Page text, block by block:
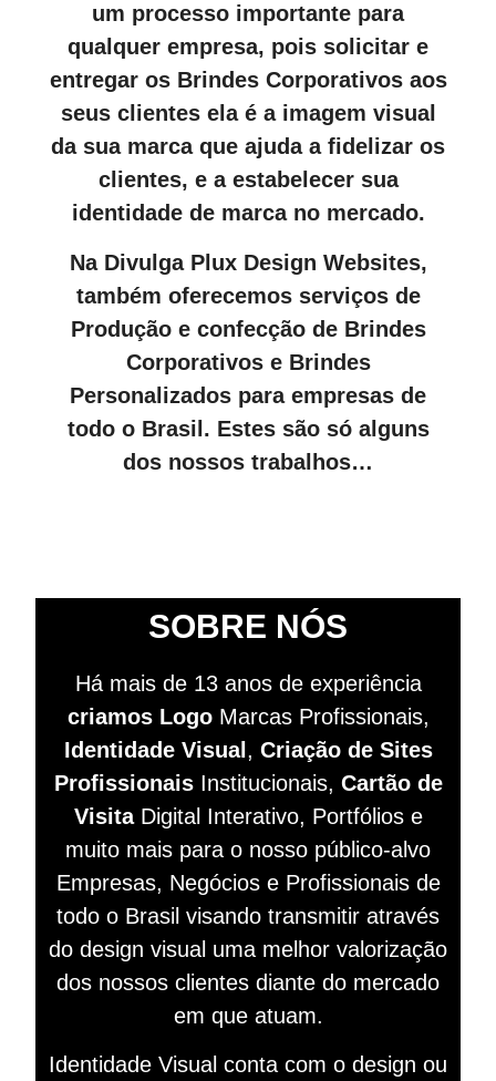
um processo importante para
qualquer empresa, pois solicitar e
entregar os Brindes Corporativos aos
seus clientes ela é a imagem visual
da sua marca que ajuda a fidelizar os
clientes, e a estabelecer sua
identidade de marca no mercado.
Na Divulga Plux Design Websites,
também oferecemos serviços de
Produção e confecção de Brindes
Corporativos e Brindes
Personalizados para empresas de
todo o Brasil. Estes são só alguns
dos nossos trabalhos…
SOBRE NÓS
Há mais de 13 anos de experiência
criamos LogoMarcas Profissionais,
Identidade Visual , Criação de Sites
ProfissionaisInstitucionais, Cartão de
VisitaDigital Interativo, Portfólios e
muito mais para o nosso público-alvo
Empresas, Negócios e Profissionais de
todo o Brasil visando transmitir através
do design visual uma melhor valorização
dos nossos clientes diante do mercado
em que atuam.
Identidade Visual conta com o design ou